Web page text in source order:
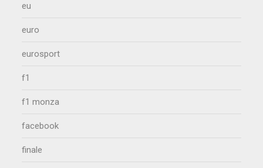
eu
euro
eurosport
f1
f1 monza
facebook
finale